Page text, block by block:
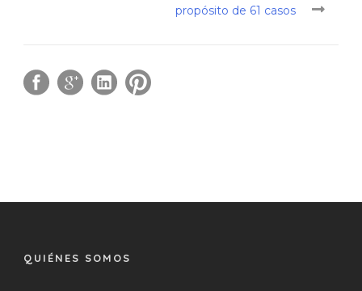
propósito de 61 casos
QUIÉNES SOMOS